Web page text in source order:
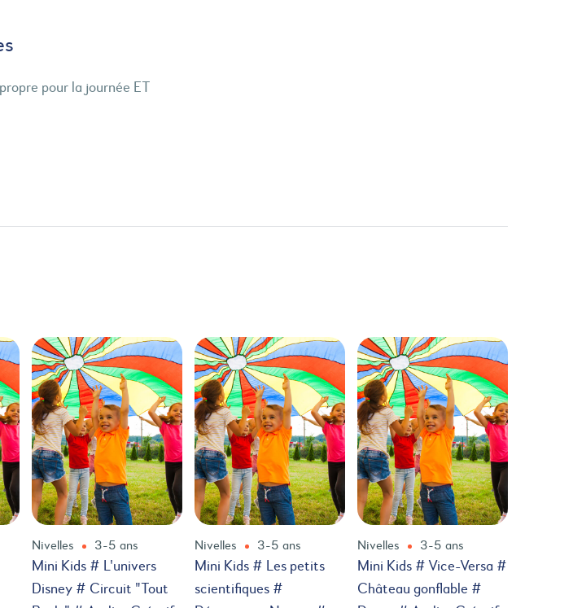
pour la journée ET
Nivelles 3-5 ans
Mini Kids # L'univers
Disney # Circuit "Tout
Nivelles 3-5 ans
Mini Kids # Les petits
scientifiques #
Nivelles 3-5 ans
Mini Kids # Vice-Versa #
Château gonflable #